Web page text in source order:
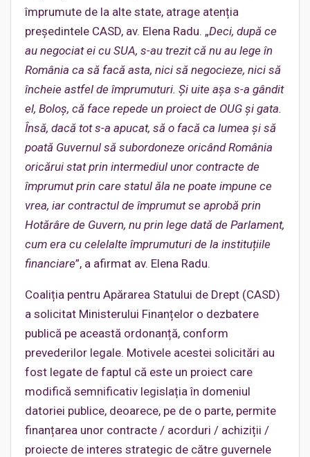
împrumute de la alte state, atrage atenția
președintele CASD, av. Elena Radu. „Deci, după ce
au negociat ei cu SUA, s-au trezit că nu au lege în
România ca să facă asta, nici să negocieze, nici să
încheie astfel de împrumuturi. Și uite așa s-a gândit
el, Boloș, că face repede un proiect de OUG și gata.
Însă, dacă tot s-a apucat, să o facă ca lumea și să
poată Guvernul să subordoneze oricând România
oricărui stat prin intermediul unor contracte de
împrumut prin care statul ăla ne poate impune ce
vrea, iar contractul de împrumut se aprobă prin
Hotărâre de Guvern, nu prin lege dată de Parlament,
cum era cu celelalte împrumuturi de la instituțiile
financiare”, a afirmat av. Elena Radu.
Coaliția pentru Apărarea Statului de Drept (CASD)
a solicitat Ministerului Finanțelor o dezbatere
publică pe această ordonanță, conform
prevederilor legale. Motivele acestei solicitări au
fost legate de faptul că este un proiect care
modifică semnificativ legislația în domeniul
datoriei publice, deoarece, pe de o parte, permite
finanțarea unor contracte / acorduri / achiziții /
proiecte de interes strategic de către guvernele